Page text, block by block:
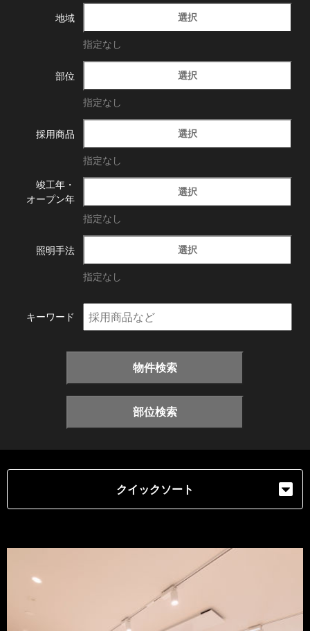
地域 選択
指定なし
部位 選択
指定なし
採用商品 選択
指定なし
竣工年・
オープン年
選択
指定なし
照明手法 選択
指定なし
キーワード
物件検索
部位検索
クイックソート